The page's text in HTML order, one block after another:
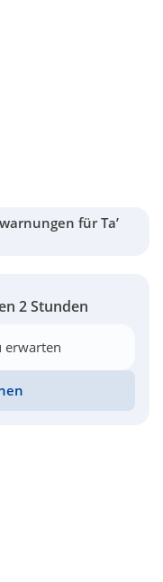
für Ta’
2 Stunden
erwarten